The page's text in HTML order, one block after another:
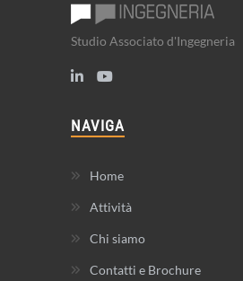
Studio Associato d'Ingegneria
NAVIGA
Home
Attività
Chi siamo
Contatti e Brochure